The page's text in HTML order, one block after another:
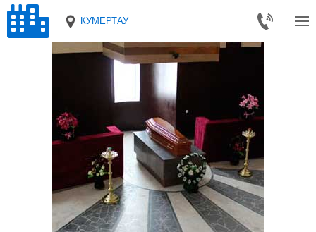
КУМЕРТАУ